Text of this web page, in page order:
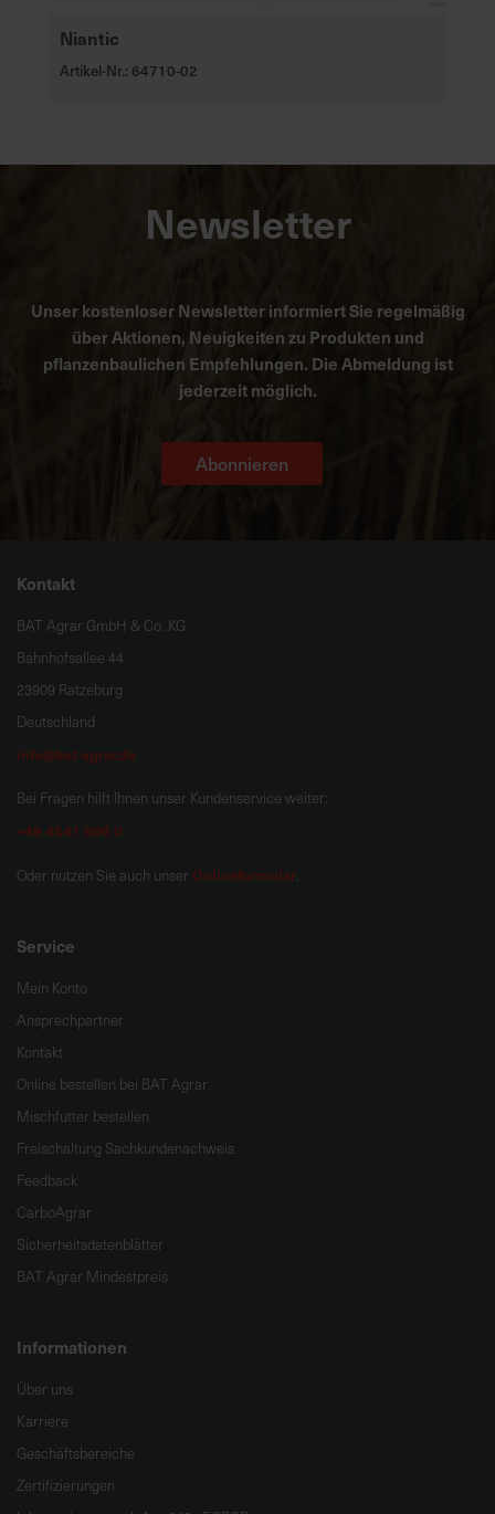
Niantic
Artikel-Nr.: 64710-02
Newsletter
Unser kostenloser Newsletter informiert Sie regelmäßig
über Aktionen, Neuigkeiten zu Produkten und
pflanzenbaulichen Empfehlungen. Die Abmeldung ist
jederzeit möglich.
Abonnieren
Kontakt
BAT Agrar GmbH & Co. KG
Bahnhofsallee 44
23909 Ratzeburg
Deutschland
info@bat-agrar.de
Bei Fragen hilft Ihnen unser Kundenservice weiter:
+49 4541 806 0
Oder nutzen Sie auch unser Onlineformular.
Service
Mein Konto
Ansprechpartner
Kontakt
Online bestellen bei BAT Agrar
Mischfutter bestellen
Freischaltung Sachkundenachweis
Feedback
CarboAgrar
Sicherheitsdatenblätter
BAT Agrar Mindestpreis
Informationen
Über uns
Karriere
Geschäftsbereiche
Zertifizierungen